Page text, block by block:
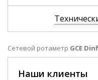
Сетевой ротаметр GCE
Наши клиенты